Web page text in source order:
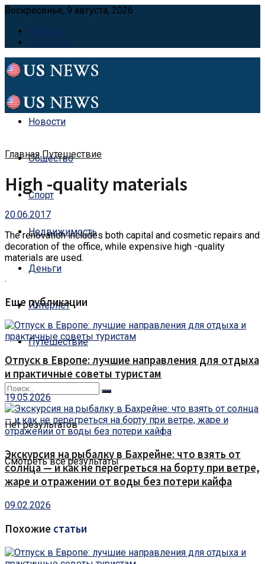
Воскресенье, 9 августа, 2026
Главная
Контакты
Новости
Общество
Спорт
Недвижимость
Деньги
Интернет
Путешествие
Нет результатов
Смотреть все результаты
Главная Путешествие
High -quality materials
20.06.2017
The renovation includes both capital and cosmetic repairs and
decoration of the office, while expensive high -quality
materials are used.
.
Еще публикации
Отпуск в Европе: лучшие направления для отдыха
и практичные советы туристам
19.05.2026
Экскурсия на рыбалку в Бахрейне: что взять от
солнца — и как не перегреться на борту при ветре,
жаре и отражении от воды без потери кайфа
09.02.2026
Похожие статьи